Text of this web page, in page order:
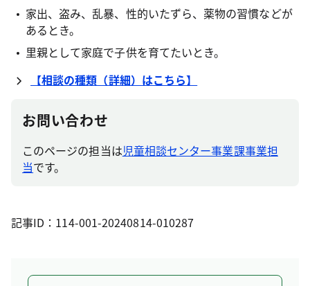
家出、盗み、乱暴、性的いたずら、薬物の習慣などが
あるとき。
里親として家庭で子供を育てたいとき。
【相談の種類（詳細）はこちら】
お問い合わせ
このページの担当は児童相談センター事業課事業担
当です。
記事ID：114-001-20240814-010287